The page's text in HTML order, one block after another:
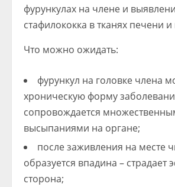
фурункулах на члене и
стафилококка в тканях печени
Что можно ожидать:
фурункул на головке члена
хроническую форму
сопровождается
высыпаниями на органе;
после заживления на месте
образуется впадина – страдает
сторона;